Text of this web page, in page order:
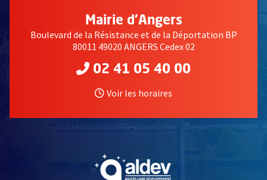
Mairie d'Angers
Boulevard de la Résistance et de la Déportation BP
80011 49020 ANGERS Cedex 02
02 41 05 40 00
Voir les horaires